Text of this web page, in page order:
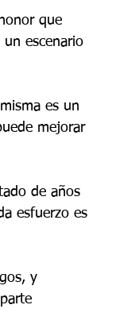
que
escenario
es un
mejorar
de años
esfuerzo es
y